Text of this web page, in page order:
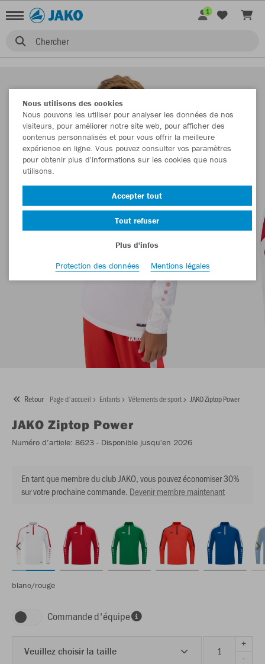
Chercher
1
Retour Page d'accueil Enfants Vêtements de sport JAKO Ziptop Power
JAKO Ziptop Power
Numéro d’article: 8623 - Disponible jusqu'en 2026
En tant que membre du club JAKO, vous pouvez économiser 30%
sur votre prochaine commande. Devenir membre maintenant
blanc/rouge
Commande d'équipe
Veuillez choisir la taille
+
-
Nous utilisons des cookies
Nous pouvons les utiliser pour analyser les données de nos
visiteurs, pour améliorer notre site web, pour afficher des
contenus personnalisés et pour vous offrir la meilleure
expérience en ligne. Vous pouvez consulter vos paramètres
pour obtenir plus d'informations sur les cookies que nous
utilisons.
Accepter tout
Tout refuser
Plus d'infos
Protection des données
Mentions légales